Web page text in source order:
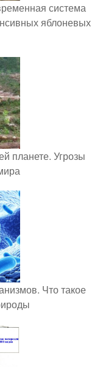
система
яблоневых
планете. Угрозы
Что такое